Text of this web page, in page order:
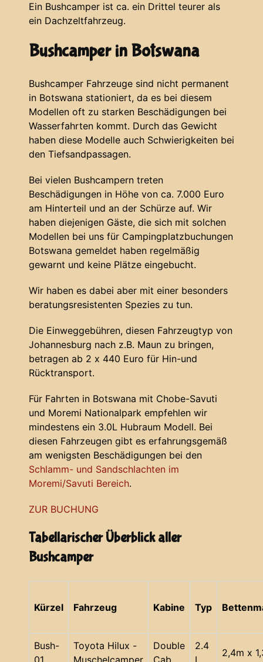
Ein Bushcamper ist ca. ein Drittel teurer als
ein Dachzeltfahrzeug.
Bushcamper in Botswana
Bushcamper Fahrzeuge sind nicht permanent
in Botswana stationiert, da es bei diesem
Modellen oft zu starken Beschädigungen bei
Wasserfahrten kommt. Durch das Gewicht
haben diese Modelle auch Schwierigkeiten bei
den Tiefsandpassagen.
Bei vielen Bushcampern treten
Beschädigungen in Höhe von ca. 7.000 Euro
am Hinterteil und an der Schürze auf. Wir
haben diejenigen Gäste, die sich mit solchen
Modellen bei uns für Campingplatzbuchungen
Botswana gemeldet haben regelmäßig
gewarnt und keine Plätze eingebucht.
Wir haben es dabei aber mit einer besonders
beratungsresistenten Spezies zu tun.
Die Einweggebühren, diesen Fahrzeugtyp von
Johannesburg nach z.B. Maun zu bringen,
betragen ab 2 x 440 Euro für Hin-und
Rücktransport.
Für Fahrten in Botswana mit Chobe-Savuti
und Moremi Nationalpark empfehlen wir
mindestens ein 3.0L Hubraum Modell. Bei
diesen Fahrzeugen gibt es erfahrungsgemäß
am wenigsten Beschädigungen bei den
Schlamm- und Sandschlachten im
Moremi/Savuti Bereich.
ZUR BUCHUNG
Tabellarischer Überblick aller
Bushcamper
Kürzel Fahrzeug Kabine Typ
Bush-
Toyota Hilux -
Double
2.4
2,4m x